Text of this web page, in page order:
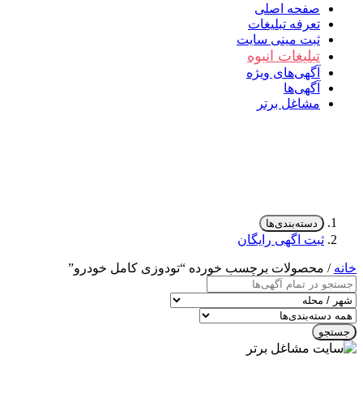
صفحه اصلی
تعرفه تبلیغات
ثبت مینی سایت
تبلیغات انبوه
آگهی‌های ویژه
آگهی‌ها
مشاغل برتر
دسته‌بندی‌ها
ثبت اگهی رایگان
خانه / محصولات برچسب خورده “تودوزی کامل خودرو”
جستجو